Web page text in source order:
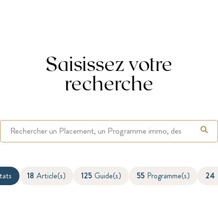
Saisissez votre
recherche
18 Article(s) 125 Guide(s) 55 Programme(s) 24